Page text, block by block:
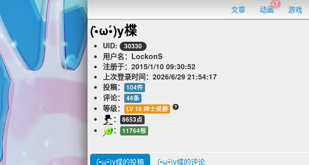
文章 动画
+7
游戏
(•̀ω•́)y楪
UID: 30330
用户名：LockonS
注册于： 2015/1/10 09:30:52
上次登录时间： 2026/6/29 21:54:17
投稿：
104件
评论： 44条
等级： LV 16 绅士侯爵
： 8653点
： 11764根
(•̀ω•́)y楪的投稿 (•̀ω•́)y楪的评论